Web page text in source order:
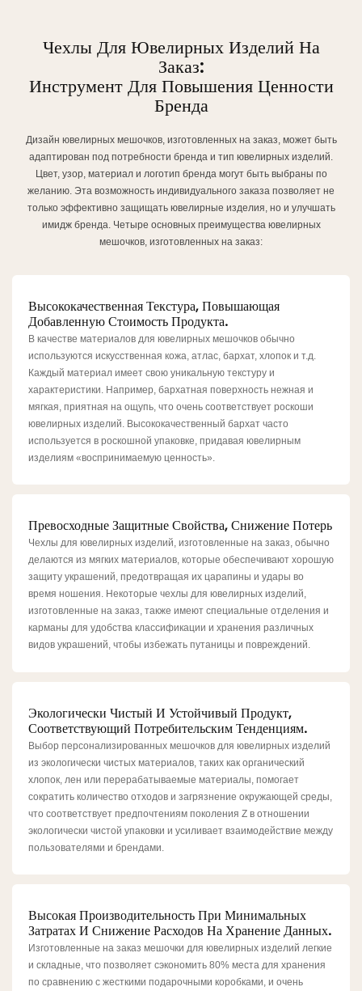
Чехлы Для Ювелирных Изделий На
Заказ:
Инструмент Для Повышения Ценности
Бренда
Дизайн ювелирных мешочков, изготовленных на заказ, может быть
адаптирован под потребности бренда и тип ювелирных изделий.
Цвет, узор, материал и логотип бренда могут быть выбраны по
желанию. Эта возможность индивидуального заказа позволяет не
только эффективно защищать ювелирные изделия, но и улучшать
имидж бренда. Четыре основных преимущества ювелирных
мешочков, изготовленных на заказ:
Высококачественная Текстура, Повышающая
Добавленную Стоимость Продукта.
В качестве материалов для ювелирных мешочков обычно
используются искусственная кожа, атлас, бархат, хлопок и т.д.
Каждый материал имеет свою уникальную текстуру и
характеристики. Например, бархатная поверхность нежная и
мягкая, приятная на ощупь, что очень соответствует роскоши
ювелирных изделий. Высококачественный бархат часто
используется в роскошной упаковке, придавая ювелирным
изделиям «воспринимаемую ценность».
Превосходные Защитные Свойства, Снижение Потерь
Чехлы для ювелирных изделий, изготовленные на заказ, обычно
делаются из мягких материалов, которые обеспечивают хорошую
защиту украшений, предотвращая их царапины и удары во
время ношения. Некоторые чехлы для ювелирных изделий,
изготовленные на заказ, также имеют специальные отделения и
карманы для удобства классификации и хранения различных
видов украшений, чтобы избежать путаницы и повреждений.
Экологически Чистый И Устойчивый Продукт,
Соответствующий Потребительским Тенденциям.
Выбор персонализированных мешочков для ювелирных изделий
из экологически чистых материалов, таких как органический
хлопок, лен или перерабатываемые материалы, помогает
сократить количество отходов и загрязнение окружающей среды,
что соответствует предпочтениям поколения Z в отношении
экологически чистой упаковки и усиливает взаимодействие между
пользователями и брендами.
Высокая Производительность При Минимальных
Затратах И ​​снижение Расходов На Хранение Данных.
Изготовленные на заказ мешочки для ювелирных изделий легкие
и складные, что позволяет сэкономить 80% места для хранения
по сравнению с жесткими подарочными коробками, и очень